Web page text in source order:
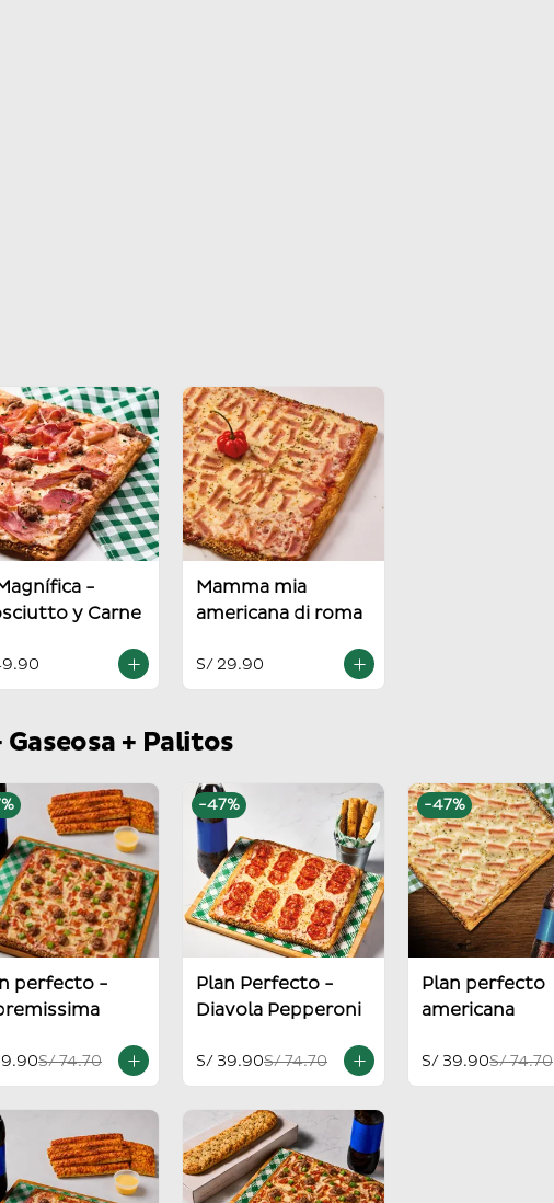
-
y Carne
Mamma mia
americana di roma
S/ 29.90
+ Palitos
%
perfecto -
S/ 74.70
-47%
Plan Perfecto -
Diavola Pepperoni
S/ 39.90S/ 74.70
-47%
Plan perfecto
americana
S/ 39.90S/ 74.70